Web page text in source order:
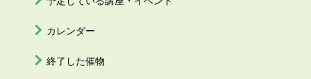
カレンダー
終了した催物